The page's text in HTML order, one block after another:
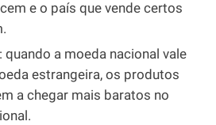
e o país que vende certos
: quando a moeda nacional vale
estrangeira, os produtos
a chegar mais baratos no